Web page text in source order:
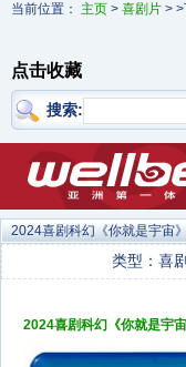
当前位置： 主页 > 喜剧片 >
点击收藏
搜索:
2024喜剧科幻《你就是宇宙
类型：喜
2024喜剧科幻《你就是宇